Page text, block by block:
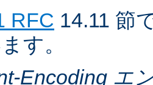
RFC 14.11 節
す。
Encoding エ